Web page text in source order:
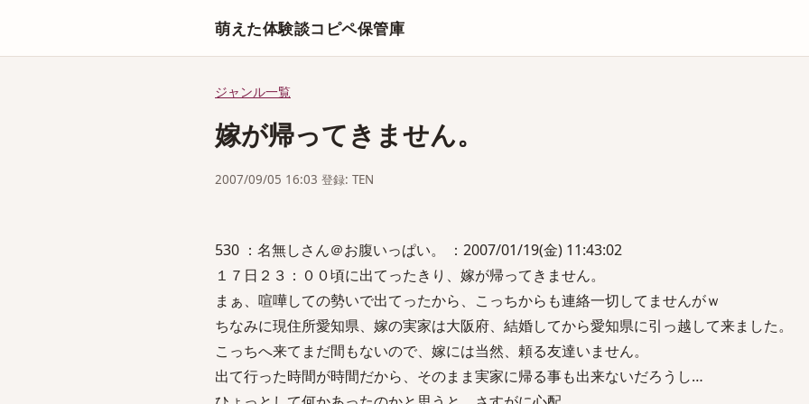
萌えた体験談コピペ保管庫
ジャンル一覧
嫁が帰ってきません。
2007/09/05 16:03 登録: TEN
530 ：名無しさん＠お腹いっぱい。 ：2007/01/19(金) 11:43:02
１７日２３：００頃に出てったきり、嫁が帰ってきません。
まぁ、喧嘩しての勢いで出てったから、こっちからも連絡一切してませんがｗ
ちなみに現住所愛知県、嫁の実家は大阪府、結婚してから愛知県に引っ越して来ました。
こっちへ来てまだ間もないので、嫁には当然、頼る友達いません。
出て行った時間が時間だから、そのまま実家に帰る事も出来ないだろうし…